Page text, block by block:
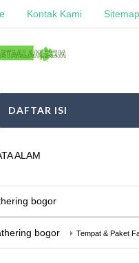
Kontak Kami Sitemap
DAFTAR ISI
ALAM
bogor
bogor Tempat & Paket